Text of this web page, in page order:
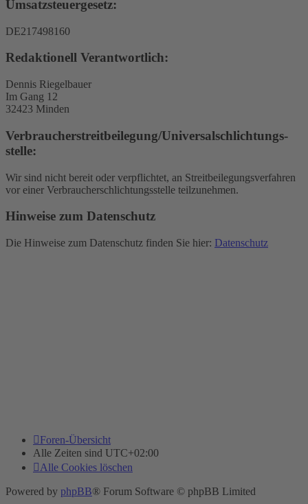
Umsatzsteuergesetz:
DE217498160
Redaktionell Verantwortlich:
Dennis Riegelbauer
Im Gang 12
32423 Minden
Verbraucher­streit­beilegung/Universal­schlichtungs­
stelle:
Wir sind nicht bereit oder verpflichtet, an Streitbeilegungsverfahren
vor einer Verbraucherschlichtungsstelle teilzunehmen.
Hinweise zum Datenschutz
Die Hinweise zum Datenschutz finden Sie hier: Datenschutz
Foren-Übersicht
Alle Zeiten sind UTC+02:00
Alle Cookies löschen
Powered by phpBB® Forum Software © phpBB Limited